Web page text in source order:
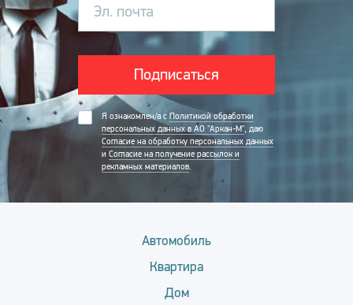
Эл. почта
Подписаться
Я ознакомлен/а с Политикой обработки
персональных данных в АО "Аркан-М", даю
Согласие на обработку персональных данных
и Согласие на получение рассылок и
рекламных материалов.
Автомобиль
Квартира
Дом